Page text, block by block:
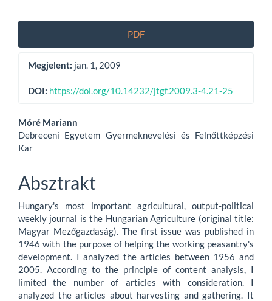
Article
Sidebar
PDF
Megjelent: jan. 1, 2009
DOI: https://doi.org/10.14232/jtgf.2009.3-4.21-25
Main
Article
Móré Mariann
Debreceni Egyetem Gyermeknevelési és Felnőttképzési
Kar
Absztrakt
Hungary's most important agricultural, output-political
weekly journal is the Hungarian Agriculture (original title:
Magyar Mezőgazdaság). The first issue was published in
1946 with the purpose of helping the working peasantry's
development. I analyzed the articles between 1956 and
2005. According to the principle of content analysis, I
limited the number of articles with consideration. I
analyzed the articles about harvesting and gathering. It